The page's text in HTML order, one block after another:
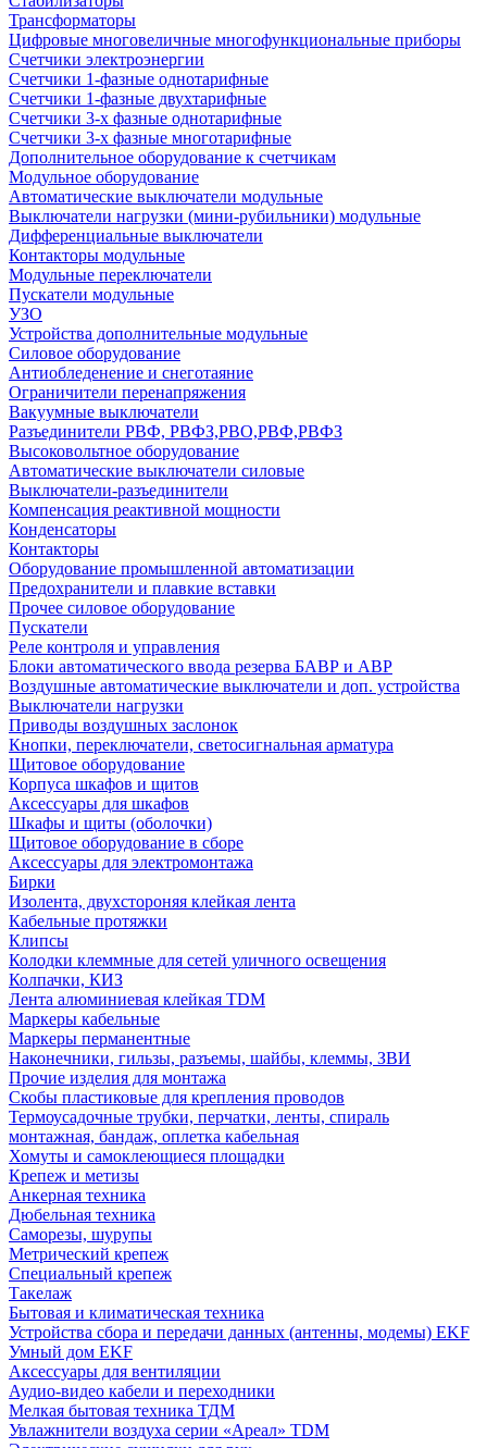
Трансформаторы
Цифровые многовеличные многофункциональные приборы
Счетчики электроэнергии
Счетчики 1-фазные однотарифные
Счетчики 1-фазные двухтарифные
Счетчики 3-х фазные однотарифные
Счетчики 3-х фазные многотарифные
Дополнительное оборудование к счетчикам
Модульное оборудование
Автоматические выключатели модульные
Выключатели нагрузки (мини-рубильники) модульные
Дифференциальные выключатели
Контакторы модульные
Модульные переключатели
Пускатели модульные
УЗО
Устройства дополнительные модульные
Силовое оборудование
Антиобледенение и снеготаяние
Ограничители перенапряжения
Вакуумные выключатели
Разъединители РВФ, РВФЗ,РВО,РВФ,РВФЗ
Высоковольтное оборудование
Автоматические выключатели cиловые
Выключатели-разъединители
Компенсация реактивной мощности
Конденсаторы
Контакторы
Оборудование промышленной автоматизации
Предохранители и плавкие вставки
Прочее силовое оборудование
Пускатели
Реле контроля и управления
Блоки автоматического ввода резерва БАВР и АВР
Воздушные автоматические выключатели и доп. устройства
Выключатели нагрузки
Приводы воздушных заслонок
Кнопки, переключатели, светосигнальная арматура
Щитовое оборудование
Корпуса шкафов и щитов
Аксессуары для шкафов
Шкафы и щиты (оболочки)
Щитовое оборудование в сборе
Аксессуары для электромонтажа
Бирки
Изолента, двухстороняя клейкая лента
Кабельные протяжки
Клипсы
Колодки клеммные для сетей уличного освещения
Колпачки, КИЗ
Лента алюминиевая клейкая TDM
Маркеры кабельные
Маркеры перманентные
Наконечники, гильзы, разъемы, шайбы, клеммы, ЗВИ
Прочие изделия для монтажа
Скобы пластиковые для крепления проводов
Термоусадочные трубки, перчатки, ленты, спираль
монтажная, бандаж, оплетка кабельная
Хомуты и самоклеющиеся площадки
Крепеж и метизы
Анкерная техника
Дюбельная техника
Саморезы, шурупы
Метрический крепеж
Специальный крепеж
Такелаж
Бытовая и климатическая техника
Устройства сбора и передачи данных (антенны, модемы) EKF
Умный дом EKF
Аксессуары для вентиляции
Аудио-видео кабели и переходники
Мелкая бытовая техника ТДМ
Увлажнители воздуха серии «Ареал» TDM